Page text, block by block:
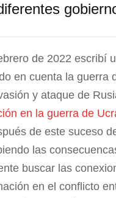
de 2022 escribí
en cuenta la guerra
y ataque de
en la guerra de
de este suceso
las
buscar las
en el conflicto